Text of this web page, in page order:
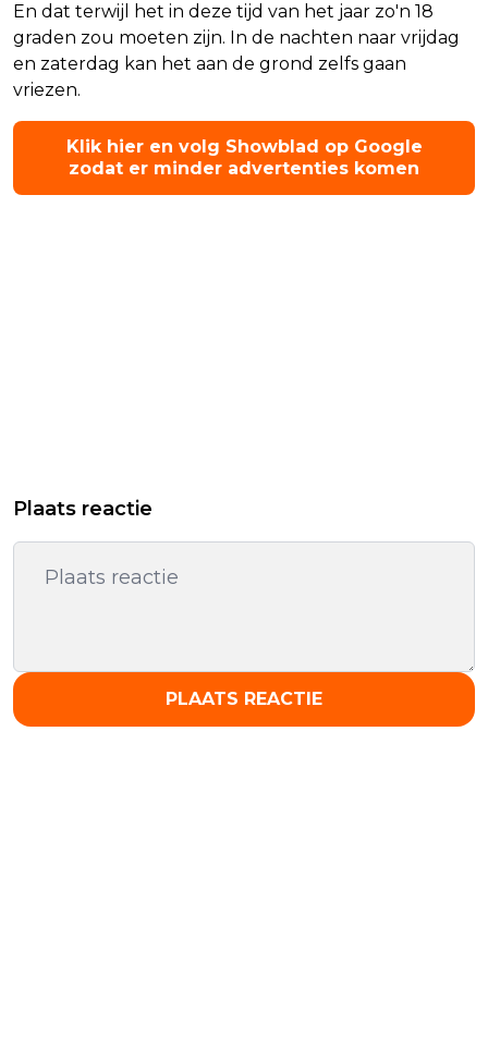
En dat terwijl het in deze tijd van het jaar zo'n 18
graden zou moeten zijn. In de nachten naar vrijdag
en zaterdag kan het aan de grond zelfs gaan
vriezen.
Klik hier en volg Showblad op Google
zodat er minder advertenties komen
Plaats reactie
PLAATS REACTIE